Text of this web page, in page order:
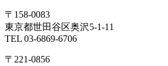
〒158-0083
東京都世田谷区奥沢5-1-11
TEL 03-6869-6706
〒221-0856